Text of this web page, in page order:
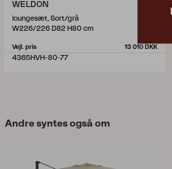
WELDON
loungesæt, Sort/grå
W226/226 D82 H80 cm
Vejl. pris 13 010 DKK
4365HVH-80-77
Andre syntes også om